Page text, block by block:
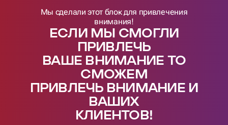
Мы сделали этот блок для привлечения
внимания!
ЕСЛИ МЫ СМОГЛИ
ПРИВЛЕЧЬ
ВАШЕ ВНИМАНИЕ ТО
СМОЖЕМ
ПРИВЛЕЧЬ ВНИМАНИЕ И
ВАШИX